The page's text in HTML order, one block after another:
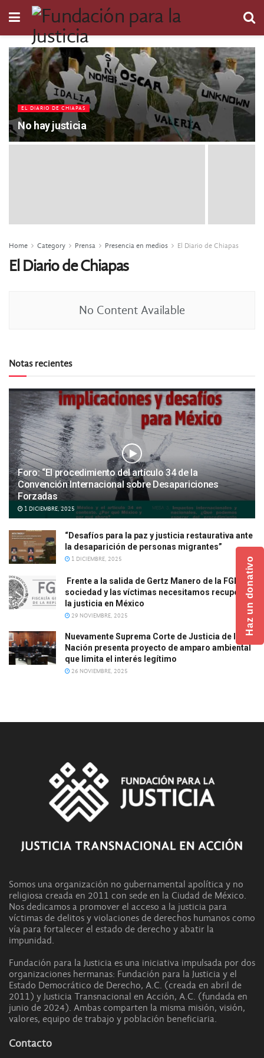
EL DIARIO DE CHIAPAS
No hay justicia
Home Category Prensa Presencia en medios El Diario de Chiapas
El Diario de Chiapas
No Content Available
Notas recientes
Foro: “El procedimiento del artículo 34 de la
Convención Internacional sobre Desapariciones
Forzadas
1 DICIEMBRE, 2025
“Desafíos para la paz y justicia restaurativa ante
la desaparición de personas migrantes”
1 DICIEMBRE, 2025
Frente a la salida de Gertz Manero de la FGR, la
sociedad y las víctimas necesitamos recuperar
la justicia en México
29 NOVIEMBRE, 2025
Nuevamente Suprema Corte de Justicia de la
Nación presenta proyecto de amparo ambiental
que limita el interés legítimo
26 NOVIEMBRE, 2025
Somos una organización no gubernamental apolítica y no
religiosa creada en 2011 con sede en la Ciudad de México.
Nos dedicamos a promover el acceso a la justicia para
víctimas de delitos y violaciones de derechos humanos como
vía para fortalecer el estado de derecho y abatir la
impunidad.
Fundación para la Justicia es una iniciativa impulsada por dos
organizaciones hermanas: Fundación para la Justicia y el
Estado Democrático de Derecho, A.C. (creada en abril de
2011) y Justicia Transnacional en Acción, A.C. (fundada en
junio de 2024). Ambas comparten la misma misión, visión,
valores, equipo de trabajo y población beneficiaria.
Contacto
Haz un donativo